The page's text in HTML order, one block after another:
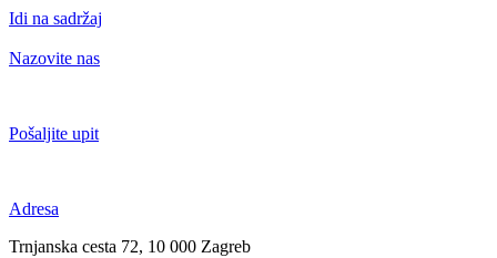
Idi na sadržaj
Nazovite nas
Pošaljite upit
Adresa
Trnjanska cesta 72, 10 000 Zagreb